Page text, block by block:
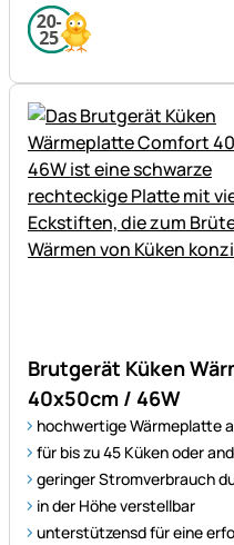
Brutgerät Küken
40x50cm / 46W
hochwertige Wärmeplatte
für bis zu 45 Küken oder
geringer Stromverbrauch
in der Höhe verstellbar
unterstützensd für eine